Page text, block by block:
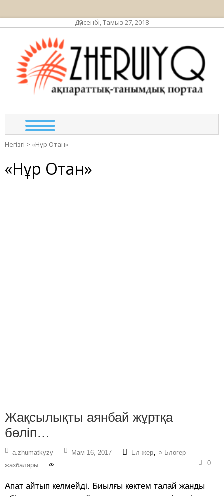
Дүйсенбі, Тамыз 27, 2018
Негізгі > «Нұр Отан»
«Нұр Отан»
Жақсылықты аянбай жұртқа
бөліп…
a.zhumatkyzy Мам 16, 2017 Ел-жер, ○ Блогер
жазбалары
0
Апат айтып келмейді. Биылғы көктем талай жанды